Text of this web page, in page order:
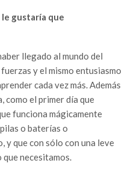
le gustaría que
llegado al mundo del
y el mismo entusiasmo
cada vez más. Además
como el primer día que
funciona mágicamente
o baterías o
y que con sólo con una leve
necesitamos.